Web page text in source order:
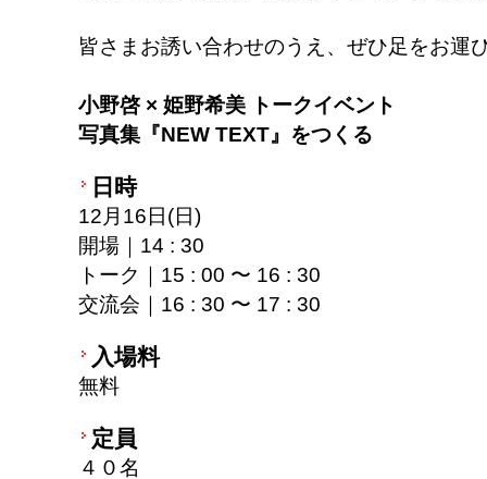
皆さまお誘い合わせのうえ、ぜひ足をお運
小野啓 × 姫野希美 トークイベント
写真集『NEW TEXT』をつくる
日時
12月16日(日)
開場｜14 : 30
トーク｜15 : 00 〜 16 : 30
交流会｜16 : 30 〜 17 : 30
入場料
無料
定員
４０名